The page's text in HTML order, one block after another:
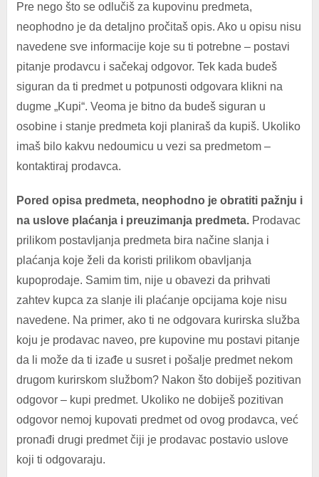
Pre nego što se odlučiš za kupovinu predmeta,
neophodno je da detaljno pročitaš opis. Ako u opisu nisu
navedene sve informacije koje su ti potrebne – postavi
pitanje prodavcu i sačekaj odgovor. Tek kada budeš
siguran da ti predmet u potpunosti odgovara klikni na
dugme „Kupi“. Veoma je bitno da budeš siguran u
osobine i stanje predmeta koji planiraš da kupiš. Ukoliko
imaš bilo kakvu nedoumicu u vezi sa predmetom –
kontaktiraj prodavca.
Pored opisa predmeta, neophodno je obratiti pažnju i
na uslove plaćanja i preuzimanja predmeta. Prodavac
prilikom postavljanja predmeta bira načine slanja i
plaćanja koje želi da koristi prilikom obavljanja
kupoprodaje. Samim tim, nije u obavezi da prihvati
zahtev kupca za slanje ili plaćanje opcijama koje nisu
navedene. Na primer, ako ti ne odgovara kurirska služba
koju je prodavac naveo, pre kupovine mu postavi pitanje
da li može da ti izađe u susret i pošalje predmet nekom
drugom kurirskom službom? Nakon što dobiješ pozitivan
odgovor – kupi predmet. Ukoliko ne dobiješ pozitivan
odgovor nemoj kupovati predmet od ovog prodavca, već
pronađi drugi predmet čiji je prodavac postavio uslove
koji ti odgovaraju.